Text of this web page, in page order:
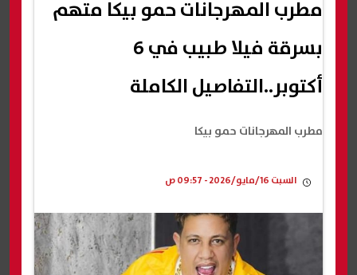
مطرب المهرجانات حمو بيكا
مطرب المهرجانات حمو بيكا متهم
بسرقة فيلا طبيب في 6
أكتوبر..التفاصيل الكاملة
السبت 16/مايو/2026 - 09:57 ص